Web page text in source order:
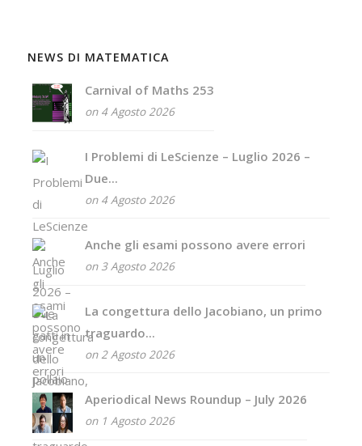
NEWS DI MATEMATICA
Carnival of Maths 253
on 4 Agosto 2026
I Problemi di LeScienze – Luglio 2026 –
Due...
on 4 Agosto 2026
Anche gli esami possono avere errori
on 3 Agosto 2026
La congettura dello Jacobiano, un primo
traguardo...
on 2 Agosto 2026
Aperiodical News Roundup – July 2026
on 1 Agosto 2026